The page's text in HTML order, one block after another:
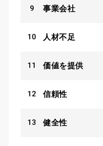
9 事業会社
10 人材不足
11 価値を提供
12 信頼性
13 健全性